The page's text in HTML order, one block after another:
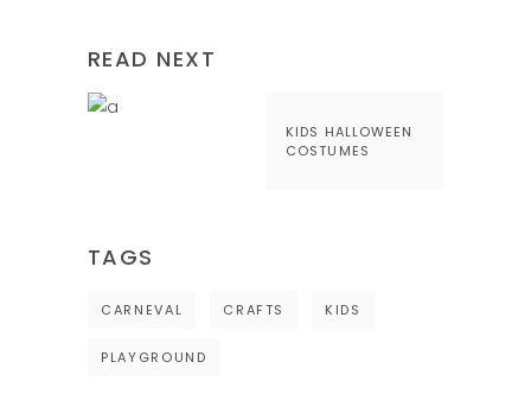
READ NEXT
KIDS HALLOWEEN
COSTUMES
TAGS
CARNEVAL CRAFTS KIDS
PLAYGROUND